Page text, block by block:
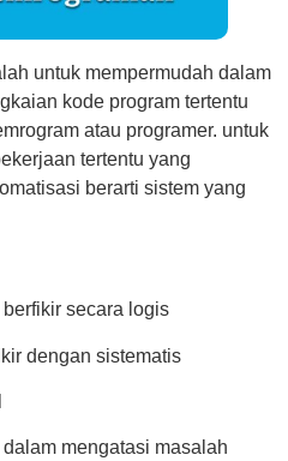
untuk mempermudah dalam
kode program tertentu
atau programer. untuk
tertentu yang
berarti sistem yang
secara logis
dengan sistematis
mengatasi masalah